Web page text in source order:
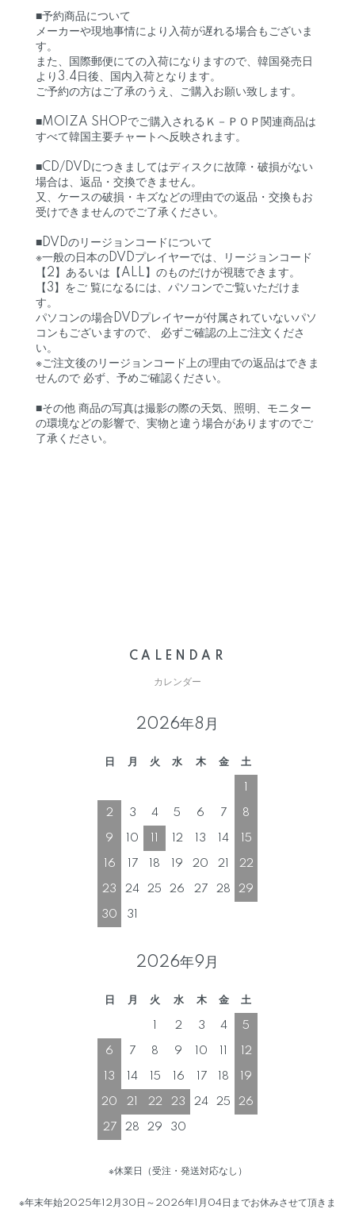
■予約商品について
メーカーや現地事情により入荷が遅れる場合もございま
す。
また、国際郵便にての入荷になりますので、韓国発売日
より3.4日後、国内入荷となります。
ご予約の方はご了承のうえ、ご購入お願い致します。
■MOIZA SHOPでご購入されるＫ－ＰＯＰ関連商品は
すべて韓国主要チャートへ反映されます。
■CD/DVDにつきましてはディスクに故障・破損がない
場合は、返品・交換できません。
又、ケースの破損・キズなどの理由での返品・交換もお
受けできませんのでご了承ください。
■DVDのリージョンコードについて
※一般の日本のDVDプレイヤーでは、リージョンコード
【2】あるいは【ALL】のものだけが視聴できます。
【3】をご 覧になるには、パソコンでご覧いただけま
す。
パソコンの場合DVDプレイヤーが付属されていないパソ
コンもございますので、 必ずご確認の上ご注文くださ
い。
※ご注文後のリージョンコード上の理由での返品はできま
せんので 必ず、予めご確認ください。
■その他 商品の写真は撮影の際の天気、照明、モニター
の環境などの影響で、実物と違う場合がありますのでご
了承ください。
CALENDAR
カレンダー
2026年8月
日 月 火 水 木 金 土
2 3 4 5 6 7 8
9 10 12 13 14 15
16 17 18 19 20 21 22
23 24 25 26 27 28 29
30 31
2026年9月
日 月 火 水 木 金 土
2 3 4 5
6 7 8 9 10 12
13 14 15 16 17 18 19
20 21 22 23 24 25 26
27 28 29 30
※休業日（受注・発送対応なし）
※年末年始2025年12月30日～2026年1月04日までお休みさせて頂きま